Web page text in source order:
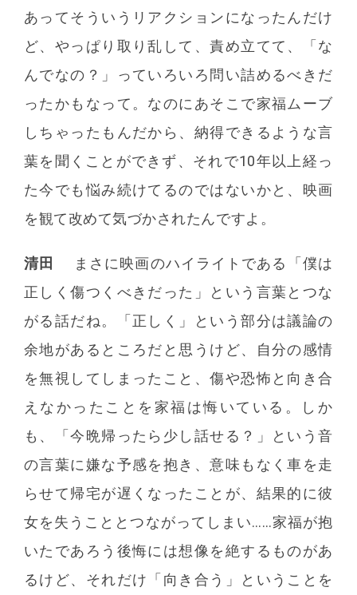
あってそういうリアクションになったんだけ
ど、やっぱり取り乱して、責め立てて、「な
んでなの？」っていろいろ問い詰めるべきだ
ったかもなって。なのにあそこで家福ムーブ
しちゃったもんだから、納得できるような言
葉を聞くことができず、それで10年以上経っ
た今でも悩み続けてるのではないかと、映画
を観て改めて気づかされたんですよ。
清田
まさに映画のハイライトである「僕は
正しく傷つくべきだった」という言葉とつな
がる話だね。「正しく」という部分は議論の
余地があるところだと思うけど、自分の感情
を無視してしまったこと、傷や恐怖と向き合
えなかったことを家福は悔いている。しか
も、「今晩帰ったら少し話せる？」という音
の言葉に嫌な予感を抱き、意味もなく車を走
らせて帰宅が遅くなったことが、結果的に彼
女を失うこととつながってしまい……家福が抱
いたであろう後悔には想像を絶するものがあ
るけど、それだけ「向き合う」ということを